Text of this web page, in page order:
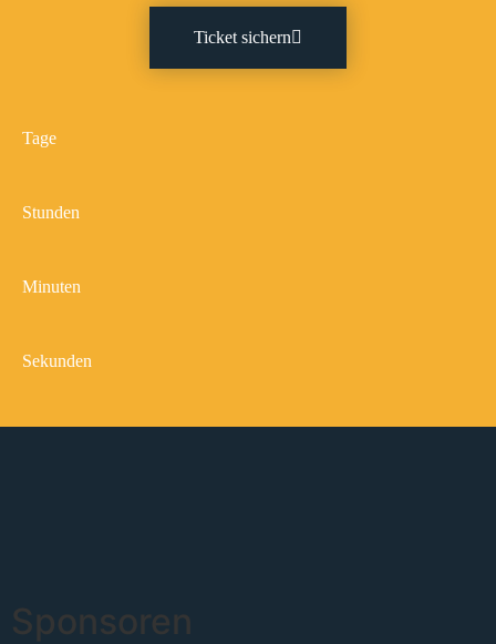
Ticket sichern
Tage
Stunden
Minuten
Sekunden
Sponsoren